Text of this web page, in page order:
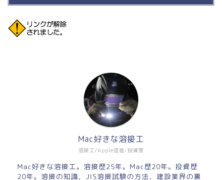
溶接工/Apple信者/投資家
Mac好きな溶接工
Mac好きな溶接工。溶接歴25年。Mac歴20年。投資歴
20年。溶接の知識，JIS溶接試験の方法，建設業界の裏